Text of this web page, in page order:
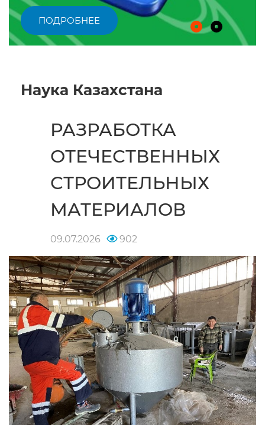
ПОДРОБНЕЕ
Наука Казахстана
РАЗРАБОТКА
ОТЕЧЕСТВЕННЫХ
СТРОИТЕЛЬНЫХ
МАТЕРИАЛОВ
09.07.2026 902